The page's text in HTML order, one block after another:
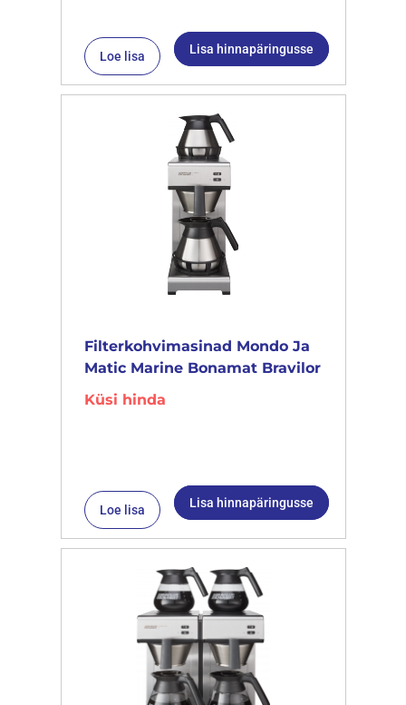
Loe lisa Lisa hinnapäringusse
Filterkohvimasinad Mondo Ja
Matic Marine Bonamat Bravilor
Küsi hinda
Loe lisa Lisa hinnapäringusse